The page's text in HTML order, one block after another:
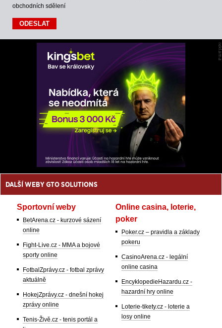
obchodních sdělení
DALŠÍ WEBY GTO SOLUTIONS
Sportovní weby
BetArena.cz - kurzové sázení
online
Fight-Live.cz - MMA a bojové
sporty online
FotbalZprávy.cz - fotbal zprávy
aktuálně
HokejZprávy.cz - dnešní hokej
zprávy online
Tenis-Živě.cz - tenis portál a
Online casina, loterie,
poker
Poker.cz – pravidla a základy
pokeru
CasinoArena.cz - legální
online casina
EncyklopedieHazardu.cz -
hazardní hry online
Loterie-tikety.cz - loterie a
losy online